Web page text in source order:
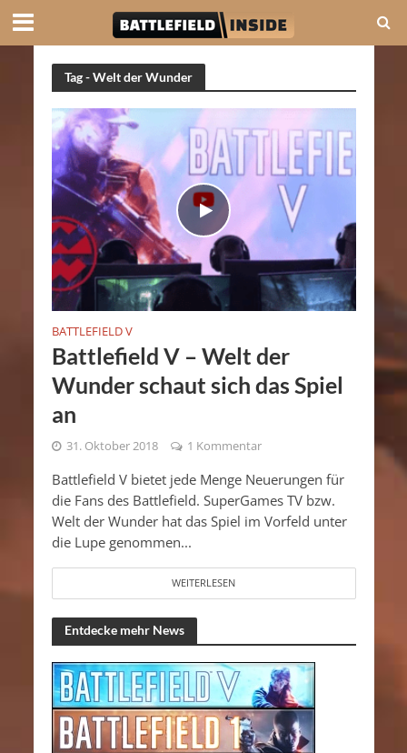
Tag - Welt der Wunder
BATTLEFIELD V
Battlefield V – Welt der
Wunder schaut sich das Spiel
an
31. Oktober 2018 1 Kommentar
Battlefield V bietet jede Menge Neuerungen für
die Fans des Battlefield. SuperGames TV bzw.
Welt der Wunder hat das Spiel im Vorfeld unter
die Lupe genommen...
WEITERLESEN
Entdecke mehr News